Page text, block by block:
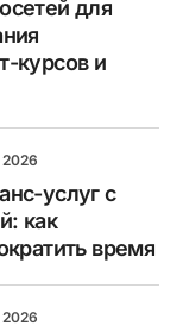
для
курсов и
услуг с
как
время